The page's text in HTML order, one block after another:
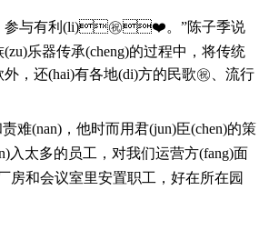
参与有利(li)㊗️❤️。”陈子季说
(zu)乐器传承(cheng)的过程中，将传统
还(hai)有各地(di)方的民歌㊗️、流行
责难(nan)，他时而用君(jun)臣(chen)的策
入太多的员工，对我们运营方(fang)面
房和会议室里安置职工，好在所在园